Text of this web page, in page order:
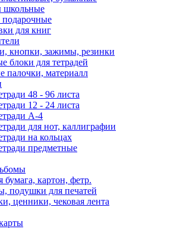
школьные
для книг
кнопки, зажимы, резинки
блоки для тетрадей
палочки, материалл
48 - 96 листа
12 - 24 листа
А-4
для нот, каллиграфии
на кольцах
предметные
бумага, картон, фетр.
подушки для печатей
ценники, чековая лента